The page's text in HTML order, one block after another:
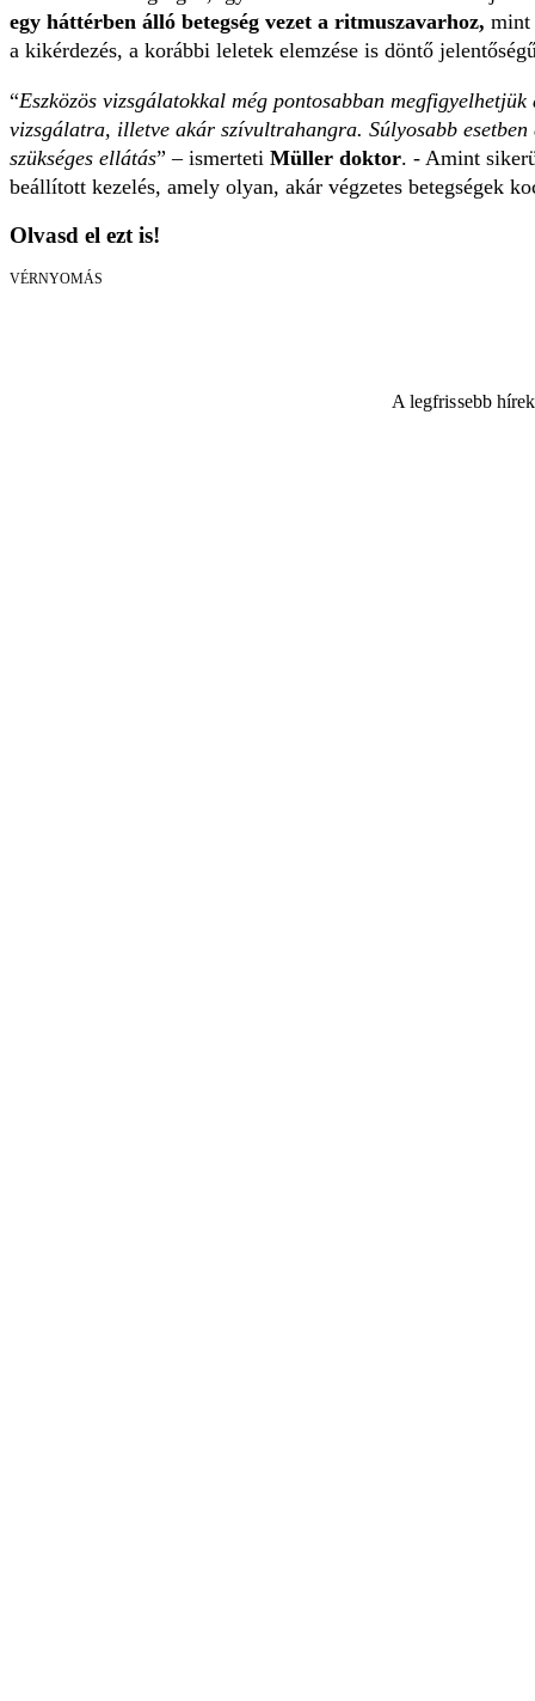
egy háttérben álló betegség vezet a ritmuszavarhoz, mint
a kikérdezés, a korábbi leletek elemzése is döntő
“Eszközös vizsgálatokkal még pontosabban
vizsgálatra, illetve akár szívultrahangra. Súlyosabb
szükséges ellátás” – ismerteti Müller doktor. - Amint
beállított kezelés, amely olyan, akár végzetes betegségek
Olvasd el ezt is!
VÉRNYOMÁS
A legfrissebb